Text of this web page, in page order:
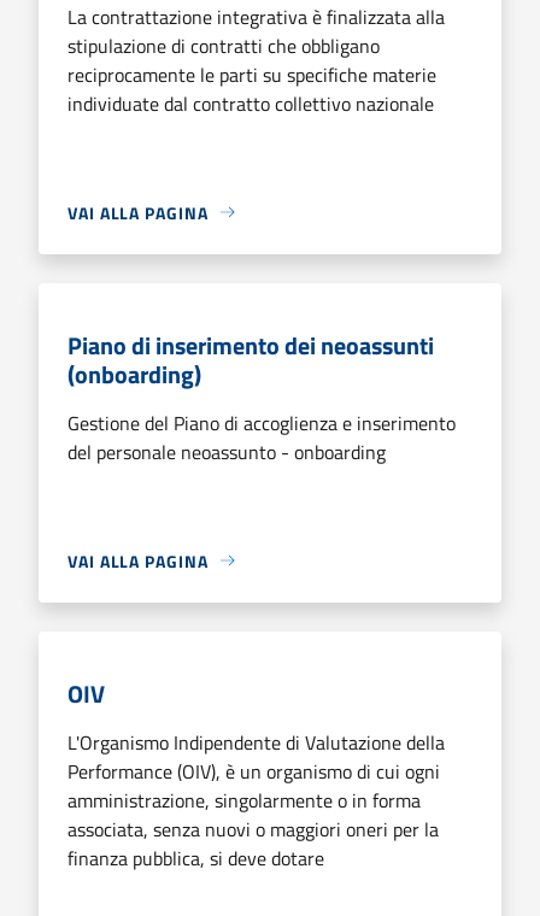
La contrattazione integrativa è finalizzata alla
stipulazione di contratti che obbligano
reciprocamente le parti su specifiche materie
individuate dal contratto collettivo nazionale
VAI ALLA PAGINA
Piano di inserimento dei neoassunti
(onboarding)
Gestione del Piano di accoglienza e inserimento
del personale neoassunto - onboarding
VAI ALLA PAGINA
OIV
L'Organismo Indipendente di Valutazione della
Performance (OIV), è un organismo di cui ogni
amministrazione, singolarmente o in forma
associata, senza nuovi o maggiori oneri per la
finanza pubblica, si deve dotare